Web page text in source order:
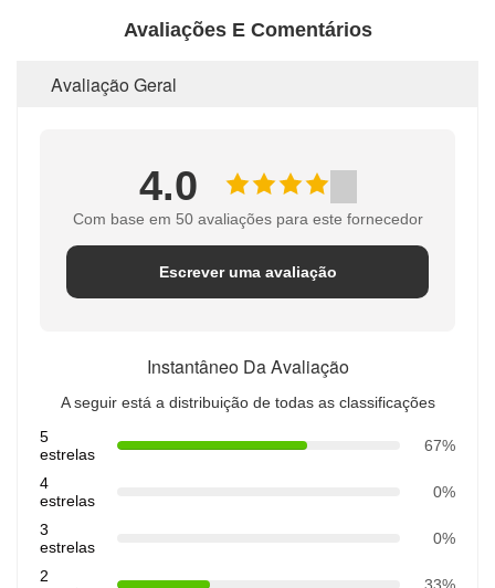
Avaliações E Comentários
Avaliação Geral
4.0
Com base em 50 avaliações para este fornecedor
Escrever uma avaliação
Instantâneo Da Avaliação
A seguir está a distribuição de todas as classificações
5
estrelas
67%
4
estrelas
0%
3
estrelas
0%
2